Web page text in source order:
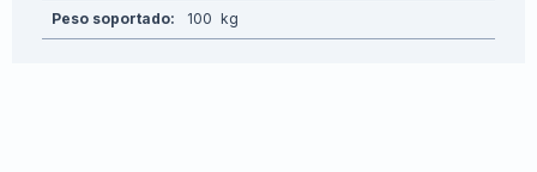
Peso soportado 100